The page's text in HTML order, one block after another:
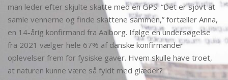
man leder efter skjulte skatte med en GPS. “Det er sjovt at
samle vennerne og finde skattene sammen,” fortæller Anna,
en 14-årig konfirmand fra Aalborg. Ifølge en undersøgelse
fra 2021 vælger hele 67% af danske konfirmander
oplevelser frem for fysiske gaver. Hvem skulle have troet,
at naturen kunne være så fyldt med glæder?